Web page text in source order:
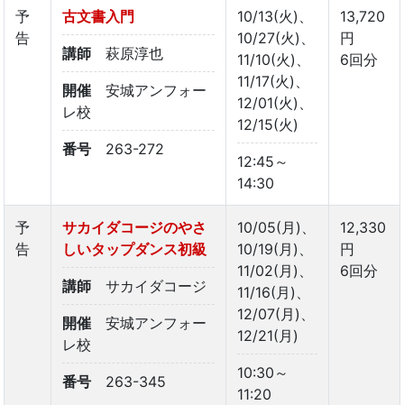
予
告
古文書入門
講師 萩原淳也
開催
安城アンフォー
レ校
番号 263-272
10/13(火)、
10/27(火)、
11/10(火)、
11/17(火)、
12/01(火)、
12/15(火)
12:45～
14:30
13,720
円
6回分
予
告
サカイダコージのやさ
しいタップダンス初級
講師 サカイダコージ
開催
安城アンフォー
レ校
番号 263-345
10/05(月)、
10/19(月)、
11/02(月)、
11/16(月)、
12/07(月)、
12/21(月)
10:30～
11:20
12,330
円
6回分